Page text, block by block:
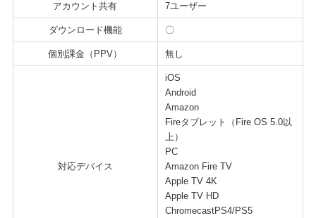
アカウント共有 7ユーザー
ダウンロード機能 〇
個別課金（PPV） 無し
対応デバイス
iOS
Android
Amazon
Fireタブレット（Fire OS 5.0以
上）
PC
Amazon Fire TV
Apple TV 4K
Apple TV HD
ChromecastPS4/PS5